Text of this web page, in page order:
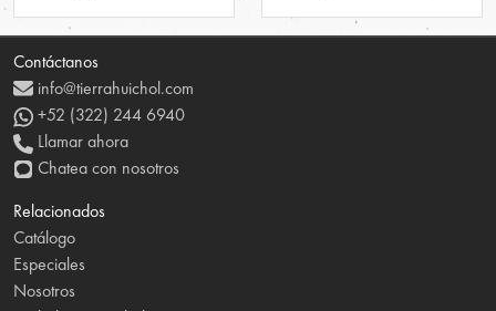
Contáctanos
info@tierrahuichol.com
+52 (322) 244 6940
Llamar ahora
Chatea con nosotros
Relacionados
Catálogo
Especiales
Nosotros